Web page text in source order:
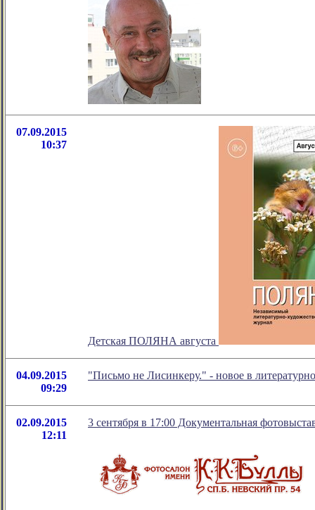
07.09.2015
10:37
Детская ПОЛЯНА августа
04.09.2015
09:29
"Письмо не Лисинкеру." - новое в
02.09.2015
12:11
3 сентября в 17:00 Документальная